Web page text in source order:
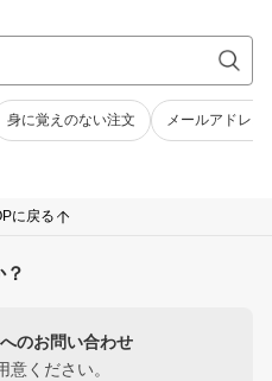
身に覚えのない注文 メールアドレス
に戻る
のお問い合わせ
ください。